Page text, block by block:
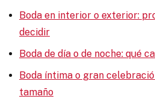
Boda en interior o exterior:
decidir
Boda de día o de noche: qué
Boda íntima o gran
tamaño